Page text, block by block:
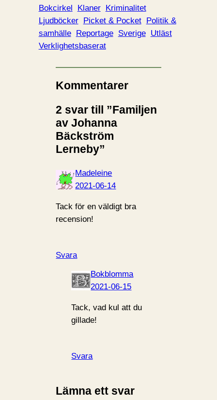
Bokcirkel Klaner Kriminalitet
Ljudböcker Picket & Pocket Politik &
samhälle Reportage Sverige Utläst
Verklighetsbaserat
Kommentarer
2 svar till ”Familjen
av Johanna
Bäckström
Lerneby”
Madeleine
2021-06-14
Tack för en väldigt bra
recension!
Svara
Bokblomma
2021-06-15
Tack, vad kul att du
gillade!
Svara
Lämna ett svar